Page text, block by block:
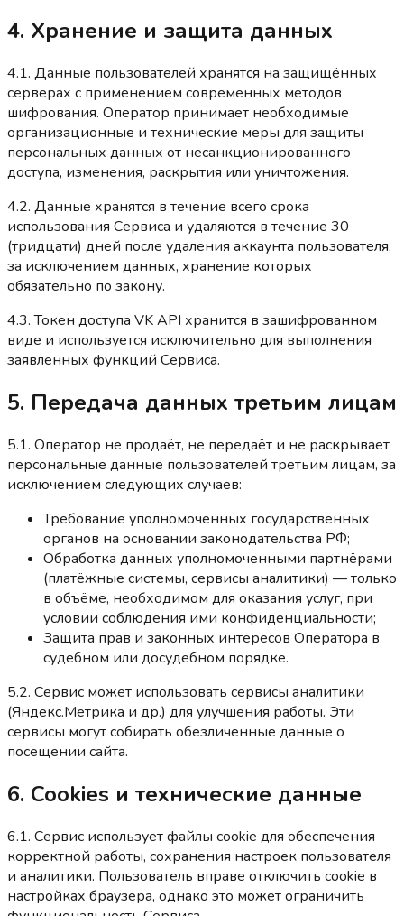
4. Хранение и защита данных
4.1. Данные пользователей хранятся на защищённых
серверах с применением современных методов
шифрования. Оператор принимает необходимые
организационные и технические меры для защиты
персональных данных от несанкционированного
доступа, изменения, раскрытия или уничтожения.
4.2. Данные хранятся в течение всего срока
использования Сервиса и удаляются в течение 30
(тридцати) дней после удаления аккаунта пользователя,
за исключением данных, хранение которых
обязательно по закону.
4.3. Токен доступа VK API хранится в зашифрованном
виде и используется исключительно для выполнения
заявленных функций Сервиса.
5. Передача данных третьим лицам
5.1. Оператор не продаёт, не передаёт и не раскрывает
персональные данные пользователей третьим лицам, за
исключением следующих случаев:
Требование уполномоченных государственных
органов на основании законодательства РФ;
Обработка данных уполномоченными партнёрами
(платёжные системы, сервисы аналитики) — только
в объёме, необходимом для оказания услуг, при
условии соблюдения ими конфиденциальности;
Защита прав и законных интересов Оператора в
судебном или досудебном порядке.
5.2. Сервис может использовать сервисы аналитики
(Яндекс.Метрика и др.) для улучшения работы. Эти
сервисы могут собирать обезличенные данные о
посещении сайта.
6. Cookies и технические данные
6.1. Сервис использует файлы cookie для обеспечения
корректной работы, сохранения настроек пользователя
и аналитики. Пользователь вправе отключить cookie в
настройках браузера, однако это может ограничить